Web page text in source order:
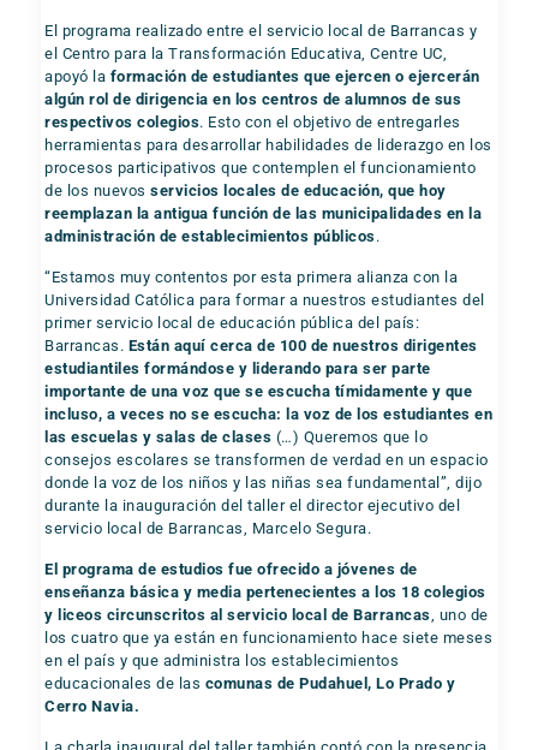
El programa realizado entre el servicio local de Barrancas y
el Centro para la Transformación Educativa, Centre UC,
apoyó la formación de estudiantes que ejercen o ejercerán
algún rol de dirigencia en los centros de alumnos de sus
respectivos colegios. Esto con el objetivo de entregarles
herramientas para desarrollar habilidades de liderazgo en los
procesos participativos que contemplen el funcionamiento
de los nuevosservicios locales de educación, que hoy
reemplazan la antigua función de las municipalidades en la
administración de establecimientos públicos.
“Estamos muy contentos por esta primera alianza con la
Universidad Católica para formar a nuestros estudiantes del
primer servicio local de educación pública del país:
Barrancas. Están aquí cerca de 100 de nuestros dirigentes
estudiantiles formándose y liderando para ser parte
importante de una voz que se escucha tímidamente y que
incluso, a veces no se escucha: la voz de los estudiantes en
las escuelas y salas de clases (…) Queremos que lo
consejos escolares se transformen de verdad en un espacio
donde la voz de los niños y las niñas sea fundamental”, dijo
durante la inauguración del taller el director ejecutivo del
servicio local de Barrancas, Marcelo Segura.
El programa de estudios fue ofrecido a jóvenes de
enseñanza básica y media pertenecientes a los 18 colegios
y liceos circunscritos al servicio local de Barrancas , uno de
los cuatro que ya están en funcionamiento hace siete meses
en el país y que administra los establecimientos
educacionales de las comunas de Pudahuel, Lo Prado y
Cerro Navia.